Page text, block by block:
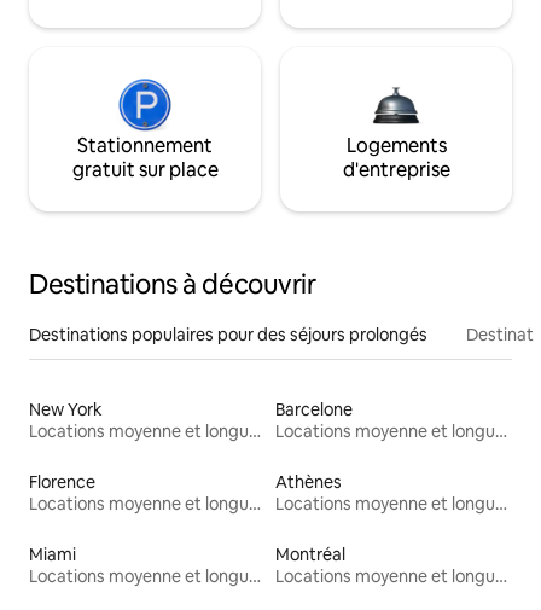
Stationnement
gratuit sur place
Logements
d'entreprise
Destinations à découvrir
Destinations populaires pour des séjours prolongés
New York
Locations moyenne et longue durée
Barcelone
Locations moyenne et longue durée
Florence
Locations moyenne et longue durée
Athènes
Locations moyenne et longue durée
Miami
Locations moyenne et longue durée
Montréal
Locations moyenne et longue durée